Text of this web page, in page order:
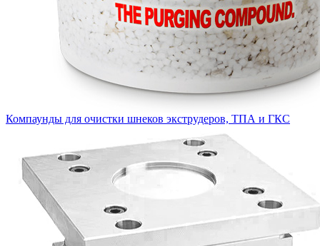
Компаунды для очистки шнеков экструдеров, ТПА и ГКС